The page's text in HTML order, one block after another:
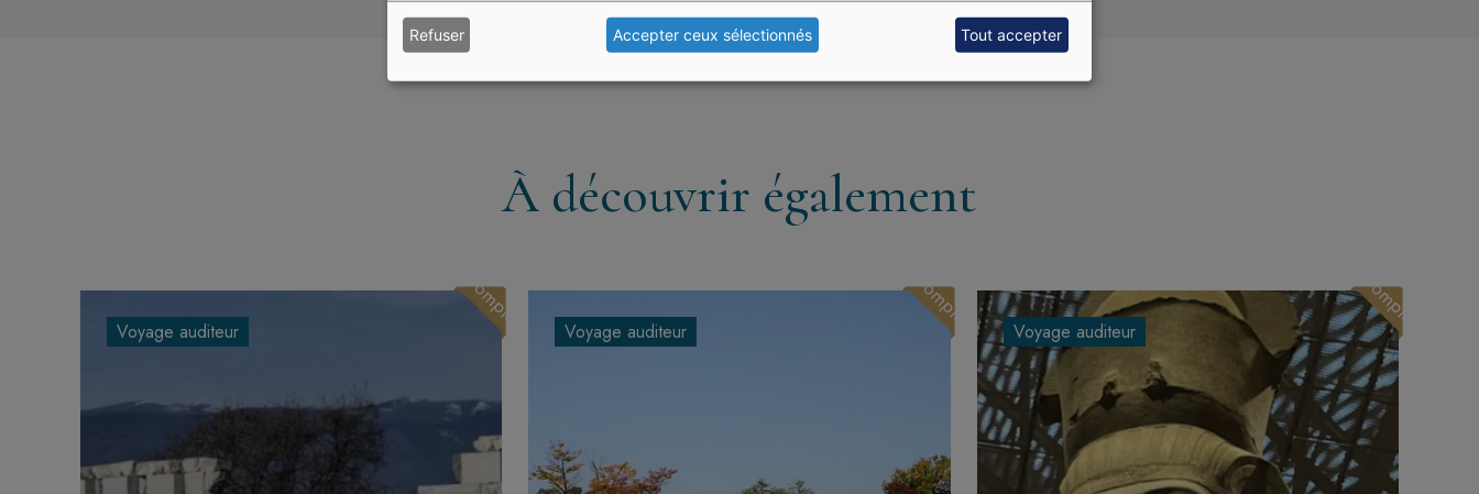
À découvrir également
Complet
Voyage auditeur Complet
Voyage auditeur Complet
Voyage auditeur
Refuser Accepter ceux sélectionnés Tout accepter